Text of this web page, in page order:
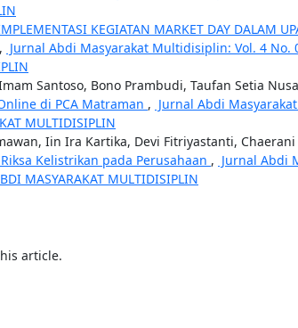
KEGIATAN MARKET DAY DALAM
, Jurnal Abdi Masyarakat Multidisiplin: Vol. 4 No.
Santoso, Bono Prambudi, Taufan Setia
di PCA Matraman , Jurnal Abdi
MULTIDISIPLIN
Iin Ira Kartika, Devi Fitriyastanti,
Kelistrikan pada Perusahaan , Jurnal Abdi
MASYARAKAT MULTIDISIPLIN
article.